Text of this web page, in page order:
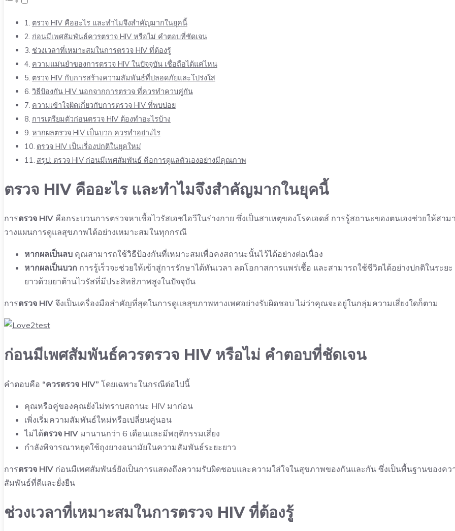
ตรวจ HIV คืออะไร และทำไมจึงสำคัญมากในยุคนี้
ก่อนมีเพศสัมพันธ์ควรตรวจ HIV หรือไม่ คำตอบที่ชัดเจน
ช่วงเวลาที่เหมาะสมในการตรวจ HIV ที่ต้องรู้
ความแม่นยำของการตรวจ HIV ในปัจจุบัน เชื่อถือได้แค่ไหน
ตรวจ HIV กับการสร้างความสัมพันธ์ที่ปลอดภัยและโปร่งใส
วิธีป้องกัน HIV นอกจากการตรวจ ที่ควรทำควบคู่กัน
ความเข้าใจผิดเกี่ยวกับการตรวจ HIV ที่พบบ่อย
การเตรียมตัวก่อนตรวจ HIV ต้องทำอะไรบ้าง
หากผลตรวจ HIV เป็นบวก ควรทำอย่างไร
ตรวจ HIV เป็นเรื่องปกติในยุคใหม่
สรุป: ตรวจ HIV ก่อนมีเพศสัมพันธ์ คือการดูแลตัวเองอย่างมีคุณภาพ
ตรวจ HIV คืออะไร และทำไมจึงสำคัญมากในยุคนี้
การตรวจ HIV คือกระบวนการตรวจหาเชื้อไวรัสเอชไอวีในร่างกาย ซึ่งเป็นสาเหตุของโรคเอดส์ การรู้สถานะของตนเองช่วยให้สาม
วางแผนการดูแลสุขภาพได้อย่างเหมาะสมในทุกกรณี
หากผลเป็นลบ คุณสามารถใช้วิธีป้องกันที่เหมาะสมเพื่อคงสถานะนั้นไว้ได้อย่างต่อเนื่อง
หากผลเป็นบวก การรู้เร็วจะช่วยให้เข้าสู่การรักษาได้ทันเวลา ลดโอกาสการแพร่เชื้อ และสามารถใช้ชีวิตได้อย่างปกติในระยะ
ยาวด้วยยาต้านไวรัสที่มีประสิทธิภาพสูงในปัจจุบัน
การตรวจ HIV จึงเป็นเครื่องมือสำคัญที่สุดในการดูแลสุขภาพทางเพศอย่างรับผิดชอบ ไม่ว่าคุณจะอยู่ในกลุ่มความเสี่ยงใดก็ตาม
ก่อนมีเพศสัมพันธ์ควรตรวจ HIV หรือไม่ คำตอบที่ชัดเจน
คำตอบคือ “ควรตรวจ HIV” โดยเฉพาะในกรณีต่อไปนี้
คุณหรือคู่ของคุณยังไม่ทราบสถานะ HIV มาก่อน
เพิ่งเริ่มความสัมพันธ์ใหม่หรือเปลี่ยนคู่นอน
ไม่ได้ตรวจ HIV มานานกว่า 6 เดือนและมีพฤติกรรมเสี่ยง
กำลังพิจารณาหยุดใช้ถุงยางอนามัยในความสัมพันธ์ระยะยาว
การตรวจ HIV ก่อนมีเพศสัมพันธ์ยังเป็นการแสดงถึงความรับผิดชอบและความใส่ใจในสุขภาพของกันและกัน ซึ่งเป็นพื้นฐานของคว
สัมพันธ์ที่ดีและยั่งยืน
ช่วงเวลาที่เหมาะสมในการตรวจ HIV ที่ต้องรู้